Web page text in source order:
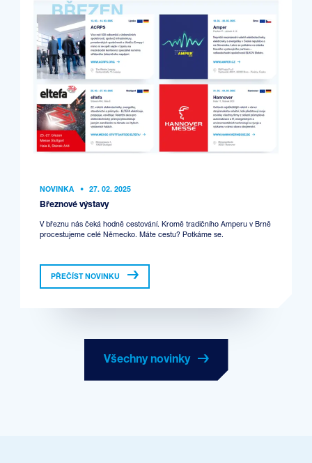
NOVINKA • 27. 02. 2025
Březnové výstavy
V březnu nás čeká hodně cestování. Kromě tradičního Amperu v Brně
procestujeme celé Německo. Máte cestu? Potkáme se.
PŘEČÍST NOVINKU
Všechny novinky